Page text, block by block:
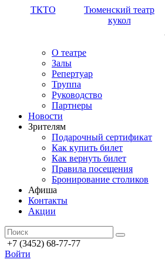
ТКТО
Тюменский театр
кукол
О театре
Залы
Репертуар
Труппа
Руководство
Партнеры
Новости
Зрителям
Подарочный сертификат
Как купить билет
Как вернуть билет
Правила посещения
Бронирование столиков
Афиша
Контакты
Акции
+7 (3452) 68-77-77
Войти